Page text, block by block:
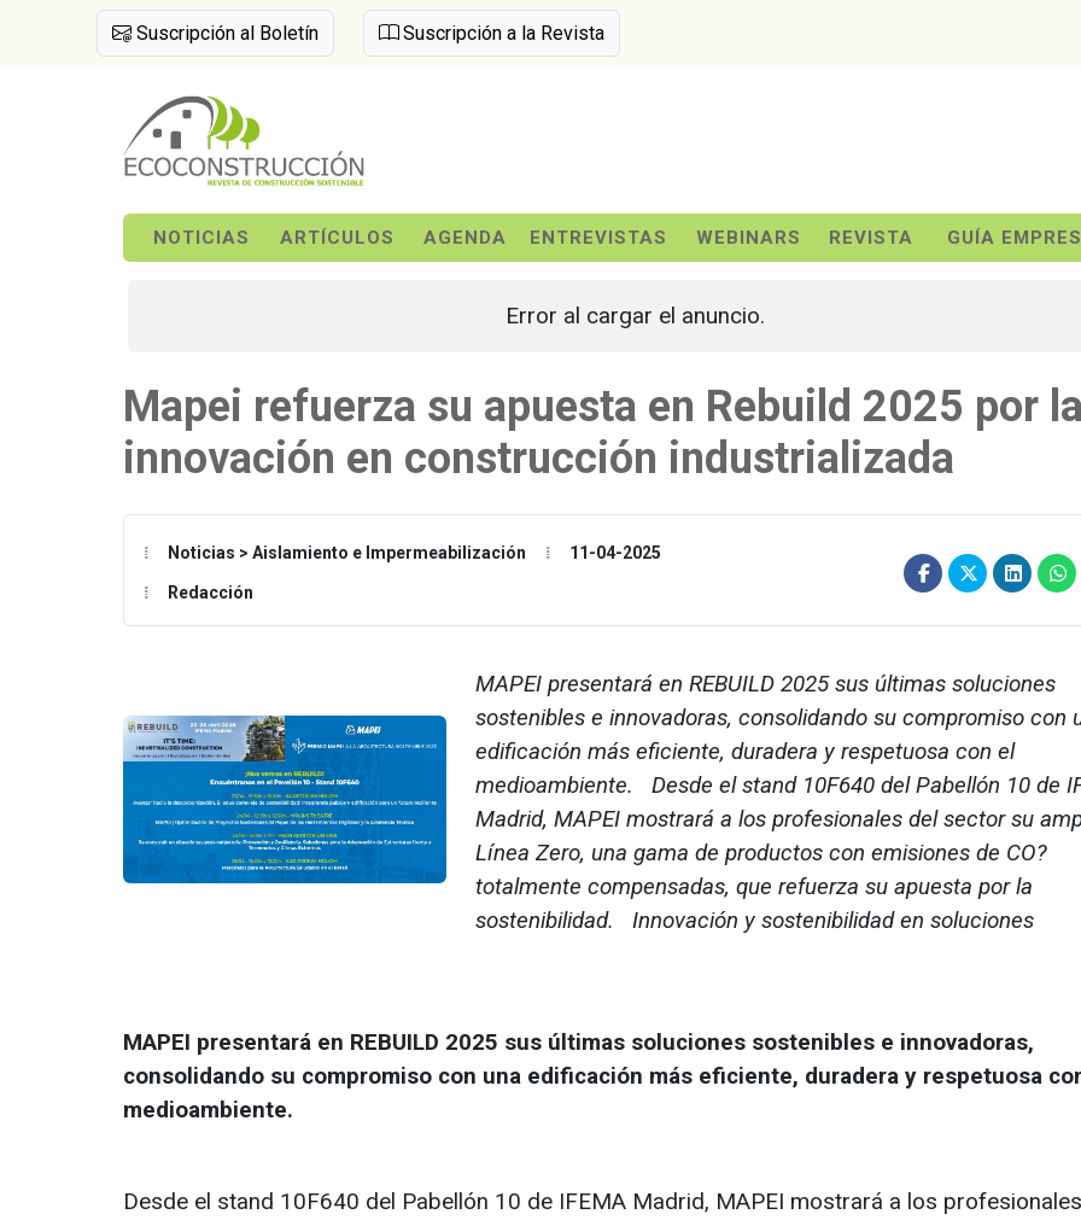
Suscripción al Boletín Suscripción a la Revista
NOTICIAS ARTÍCULOS AGENDA ENTREVISTAS WEBINARS REVISTA GUÍA
Error al cargar el anuncio.
Mapei refuerza su apuesta en Rebuild 2025 por la
innovación en construcción industrializada
Noticias > Aislamiento e Impermeabilización 11-04-2025
Redacción
MAPEI presentará en REBUILD 2025 sus últimas soluciones
sostenibles e innovadoras, consolidando su compromiso con
edificación más eficiente, duradera y respetuosa con el
medioambiente. Desde el stand 10F640 del Pabellón 10 de
Madrid, MAPEI mostrará a los profesionales del sector su
Línea Zero, una gama de productos con emisiones de CO?
totalmente compensadas, que refuerza su apuesta por la
sostenibilidad. Innovación y sostenibilidad en soluciones
MAPEI presentará en REBUILD 2025 sus últimas soluciones sostenibles e innovadoras,
consolidando su compromiso con una edificación más eficiente, duradera y respetuosa
medioambiente.
Desde el stand 10F640 del Pabellón 10 de IFEMA Madrid, MAPEI mostrará a los